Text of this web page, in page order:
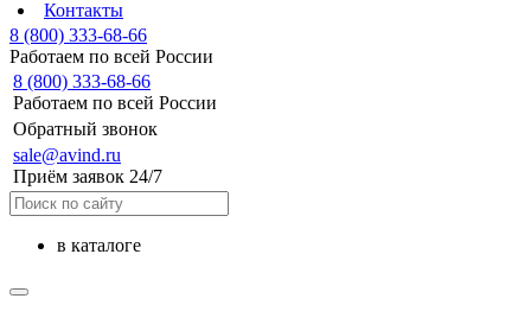
Контакты
8 (800) 333-68-66
Работаем по всей России
8 (800) 333-68-66
Работаем по всей России
Обратный звонок
sale@avind.ru
Приём заявок 24/7
в каталоге